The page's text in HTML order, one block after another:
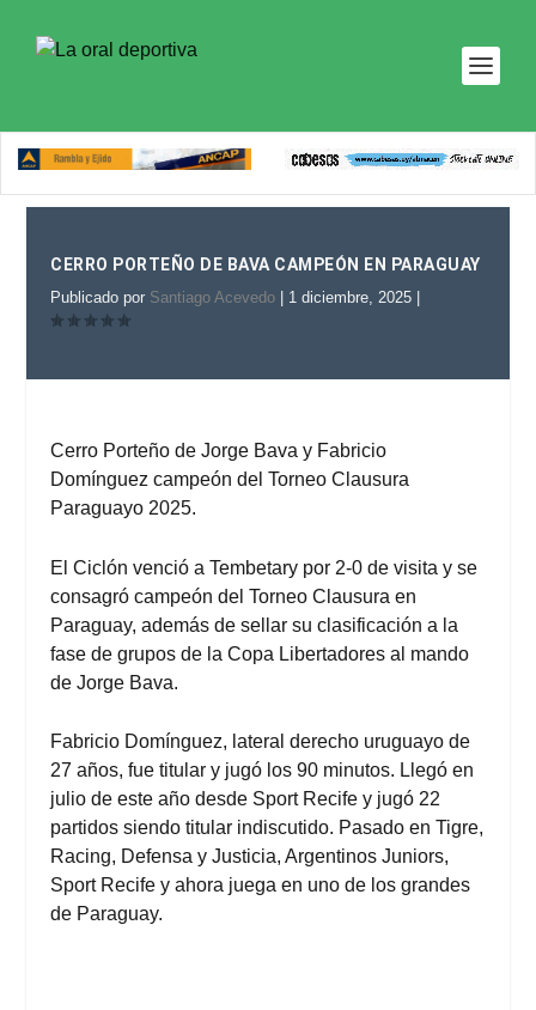
CERRO PORTEÑO DE BAVA CAMPEÓN EN PARAGUAY
Publicado por Santiago Acevedo 1 diciembre, 2025
Cerro Porteño de Jorge Bava y Fabricio
Domínguez campeón del Torneo Clausura
Paraguayo 2025.
El Ciclón venció a Tembetary por 2-0 de visita y se
consagró campeón del Torneo Clausura en
Paraguay, además de sellar su clasificación a la
fase de grupos de la Copa Libertadores al mando
de Jorge Bava.
Fabricio Domínguez, lateral derecho uruguayo de
27 años, fue titular y jugó los 90 minutos. Llegó en
julio de este año desde Sport Recife y jugó 22
partidos siendo titular indiscutido. Pasado en Tigre,
Racing, Defensa y Justicia, Argentinos Juniors,
Sport Recife y ahora juega en uno de los grandes
de Paraguay.